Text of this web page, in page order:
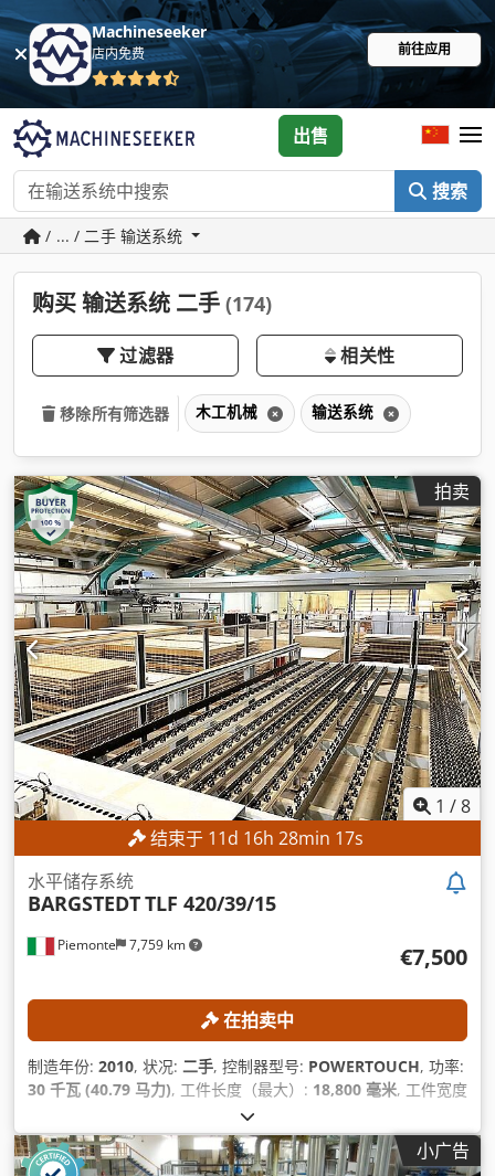
Machineseeker
店内免费 前往应用
搜索
出售
/ ... / 二手 输送系统
购买 输送系统 二手 (174)
过滤器 相关性
移除所有筛选器 木工机械 输送系统
拍卖
1 /8
结束于 11d 16h 28min 15s
Piemonte 7,759 km
水平储存系统
BARGSTEDTTLF 420/39/15
€7,500
在拍卖中
制造年份: 2010, 状况: 二手, 控制器型号: POWERTOUCH, 功率:
30 千瓦 (40.79 马力), 工件长度（最大）: 18,800 毫米, 工件宽度
, X轴进给速度:
小广告